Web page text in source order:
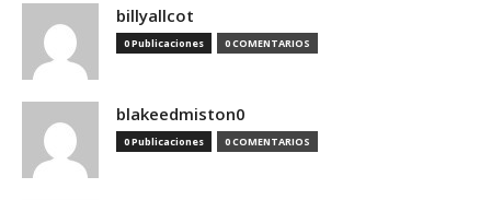
billyallcot
0 Publicaciones 0 COMENTARIOS
blakeedmiston0
0 Publicaciones 0 COMENTARIOS